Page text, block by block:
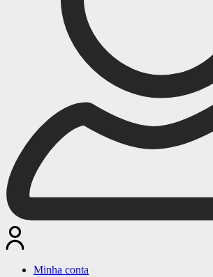
Minha conta